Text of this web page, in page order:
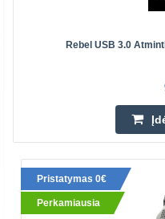
Rebel USB 3.0
Pristatymas 0€
Perkamiausia